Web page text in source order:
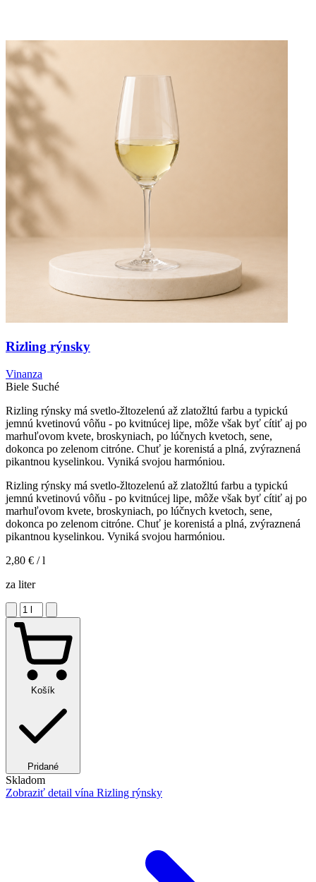
Rizling rýnsky
Vinanza
Biele Suché
Rizling rýnsky má svetlo-žltozelenú až zlatožltú farbu a typickú
jemnú kvetinovú vôňu - po kvitnúcej lipe, môže však byť cítiť aj po
marhuľovom kvete, broskyniach, po lúčnych kvetoch, sene,
dokonca po zelenom citróne. Chuť je korenistá a plná, zvýraznená
pikantnou kyselinkou. Vyniká svojou harmóniou.
Rizling rýnsky má svetlo-žltozelenú až zlatožltú farbu a typickú
jemnú kvetinovú vôňu - po kvitnúcej lipe, môže však byť cítiť aj po
marhuľovom kvete, broskyniach, po lúčnych kvetoch, sene,
dokonca po zelenom citróne. Chuť je korenistá a plná, zvýraznená
pikantnou kyselinkou. Vyniká svojou harmóniou.
2,80 € / l
za liter
Košík
Pridané
Skladom
Zobraziť detail vína Rizling rýnsky